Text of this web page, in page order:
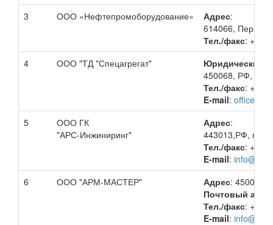
3
ООО «Нефтепромоборудование» Адрес:
614066,
Тел./факс: +7
4
ООО "ТД "Спецагрегат"
Юридический
450068, РФ, РБ,
Тел./факс: +7
E-mail:
5
ООО ГК
"АРС-Инжиниринг"
Адрес:
443013,РФ,
Тел./факс: +7
E-mail:
6
ООО "АРМ-МАСТЕР" Адрес: 450061,
Почтовый
Тел./факс: +7
E-mail: